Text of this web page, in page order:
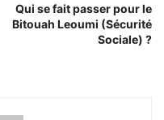
Qui se fait passer pour le
Bitouah Leoumi (Sécurité
Sociale) ?